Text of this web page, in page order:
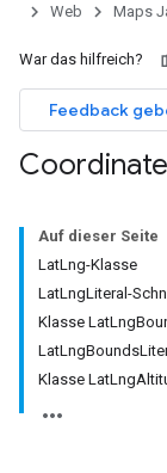
Web
Maps
War das hilfreich?
Feedback
Auf dieser Seite
LatLng-Klasse
LatLngLiteral-
Klasse
Klasse